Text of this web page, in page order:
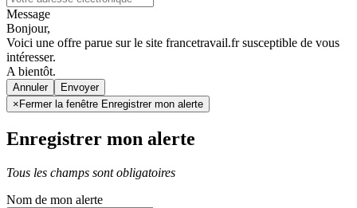
Message
Bonjour,
Voici une offre parue sur le site francetravail.fr susceptible de vous
intéresser.
A bientôt.
Annuler
× Fermer la fenêtre Enregistrer mon alerte
Enregistrer mon alerte
Tous les champs sont obligatoires
Nom de mon alerte